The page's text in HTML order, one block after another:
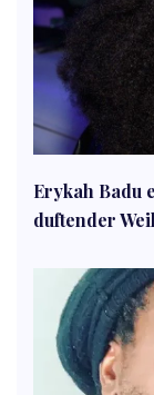
Erykah Badu
duftender